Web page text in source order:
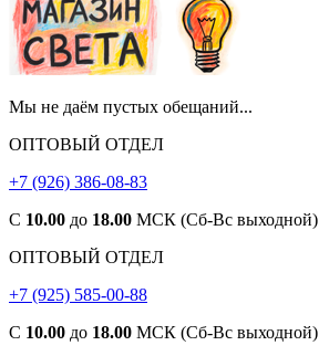
Мы не даём пустых обещаний...
ОПТОВЫЙ ОТДЕЛ
+7 (926) 386-08-83
С 10.00 до 18.00 МСК (Сб-Вс выходной)
ОПТОВЫЙ ОТДЕЛ
+7 (925) 585-00-88
С 10.00 до 18.00 МСК (Сб-Вс выходной)